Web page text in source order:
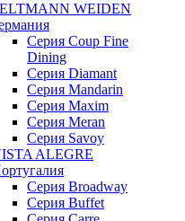
WEIDEN
Cерия Coup Fine
Dining
Cерия Diamant
Cерия Mandarin
Cерия Maxim
Серия Meran
Серия Savoy
ALEGRE
Серия Broadway
Серия Buffet